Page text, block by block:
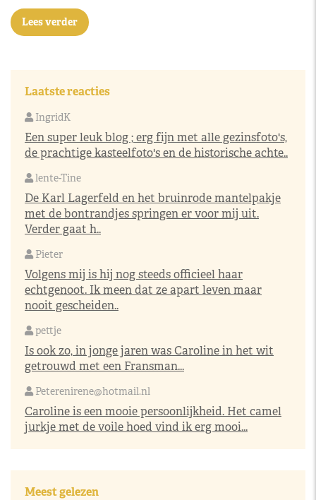
Lees verder
Laatste reacties
IngridK
Een super leuk blog ; erg fijn met alle gezinsfoto's,
de prachtige kasteelfoto's en de historische achte..
lente-Tine
De Karl Lagerfeld en het bruinrode mantelpakje
met de bontrandjes springen er voor mij uit.
Verder gaat h..
Pieter
Volgens mij is hij nog steeds officieel haar
echtgenoot. Ik meen dat ze apart leven maar
nooit gescheiden..
pettje
Is ook zo, in jonge jaren was Caroline in het wit
getrouwd met een Fransman...
Peterenirene@hotmail.nl
Caroline is een mooie persoonlijkheid. Het camel
jurkje met de voile hoed vind ik erg mooi...
Meest gelezen